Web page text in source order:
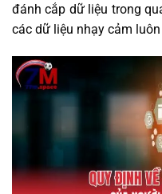
đánh cắp dữ liệu trong
các dữ liệu nhạy cảm